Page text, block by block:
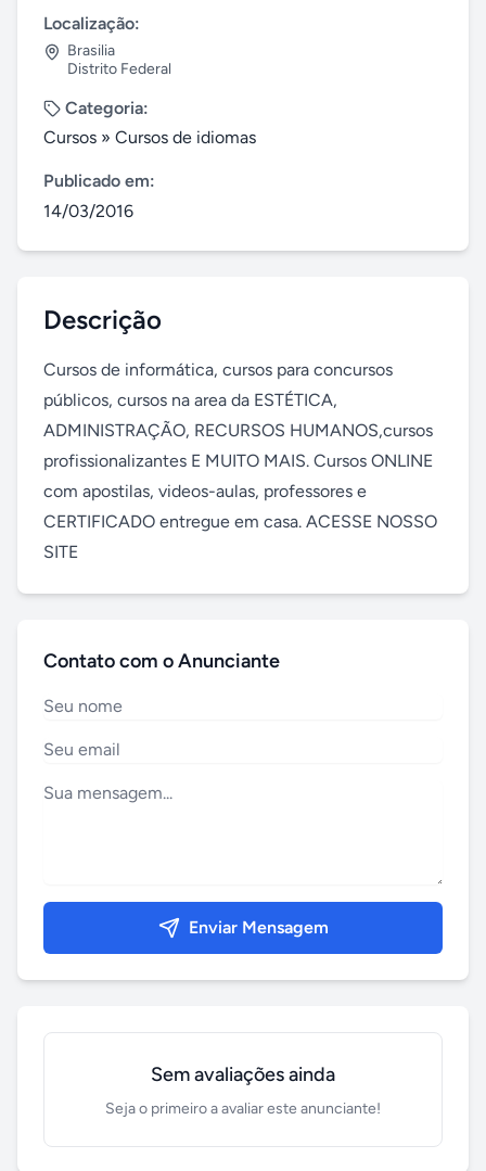
Localização:
Brasilia
Distrito Federal
Categoria:
Cursos » Cursos de idiomas
Publicado em:
14/03/2016
Descrição
Cursos de informática, cursos para concursos
públicos, cursos na area da ESTÉTICA,
ADMINISTRAÇÃO, RECURSOS HUMANOS,cursos
profissionalizantes E MUITO MAIS. Cursos ONLINE
com apostilas, videos-aulas, professores e
CERTIFICADO entregue em casa. ACESSE NOSSO
SITE
Contato com o Anunciante
Enviar Mensagem
Sem avaliações ainda
Seja o primeiro a avaliar este anunciante!